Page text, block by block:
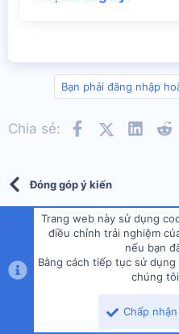
Bạn phải đăng nhập
Chia sẻ: FacebookX (Twitter)
Đóng góp ý kiến
Về chúng tôi
LÀNG TA được lập ra để mọi
Trang web này sử dụng
điều chỉnh trải nghiệm
nếu bạn
Bằng cách tiếp tục sử
chúng
Chấp nhận